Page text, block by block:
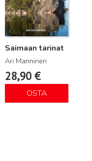
Saimaan tarinat
Ari Manninen
28,90 €
OSTA